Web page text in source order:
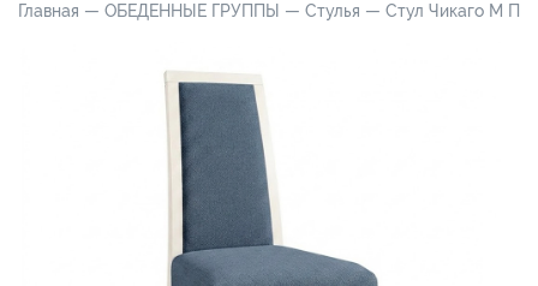
Главная — ОБЕДЕННЫЕ ГРУППЫ — Стулья — Стул Чикаго М